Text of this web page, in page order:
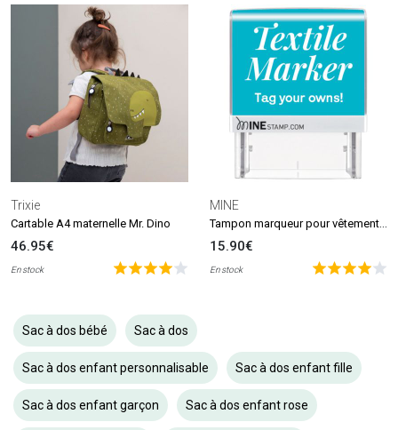
Trixie
Cartable A4 maternelle Mr. Dino
46.95€
En stock
MINE
Tampon marqueur pour vêtements et livres MINE Stamp
15.90€
En stock
Sac à dos bébé Sac à dos
Sac à dos enfant personnalisable Sac à dos enfant fille
Sac à dos enfant garçon Sac à dos enfant rose